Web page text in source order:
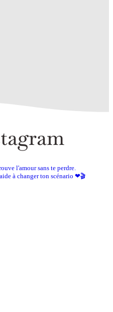
l'amour sans te perdre.
à changer ton scénario ❤🎬